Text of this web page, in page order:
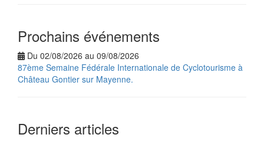
Prochains événements
Du 02/08/2026 au 09/08/2026
87ème Semaine Fédérale Internationale de Cyclotourisme à
Château Gontier sur Mayenne.
Derniers articles